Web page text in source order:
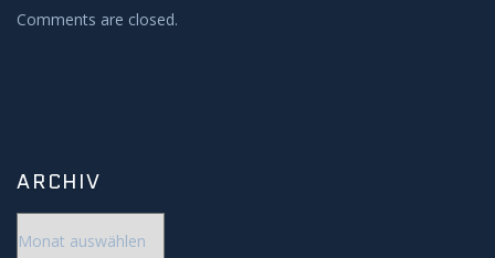
Comments are closed.
ARCHIV